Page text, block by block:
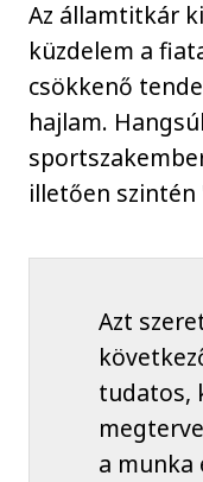
Az államtitkár
küzdelem a
csökkenő
hajlam.
illetően
Azt
tudatos,
a munka